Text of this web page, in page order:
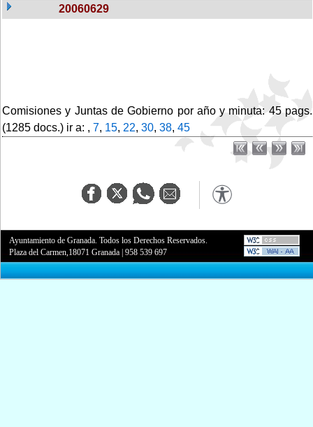
20060629
Comisiones y Juntas de Gobierno por año y minuta: 45 pags.
(1285 docs.) ir a: , 7, 15, 22, 30, 38, 45
Ayuntamiento de Granada. Todos los Derechos Reservados.
Plaza del Carmen,18071 Granada |958 539 697